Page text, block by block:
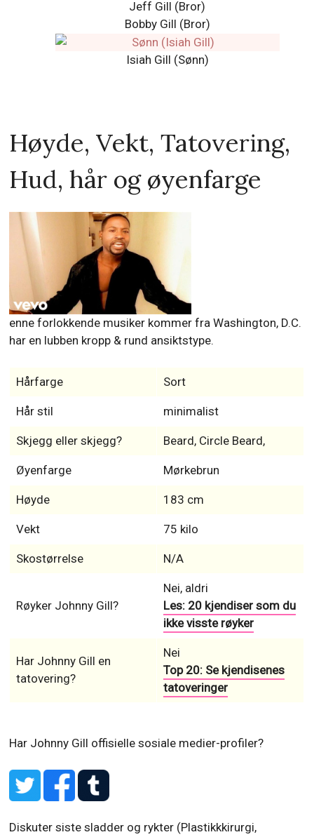
Jeff Gill (Bror)
Bobby Gill (Bror)
Isiah Gill (Sønn)
Høyde, Vekt, Tatovering,
Hud, hår og øyenfarge
enne forlokkende musiker kommer fra Washington, D.C.
har en lubben kropp & rund ansiktstype.
Hårfarge Sort
Hår stil minimalist
Skjegg eller skjegg? Beard, Circle Beard,
Øyenfarge Mørkebrun
Høyde 183 cm
Vekt 75 kilo
Skostørrelse N/A
Røyker Johnny Gill?
Nei, aldri
Les: 20 kjendiser som du
ikke visste røyker
Har Johnny Gill en
tatovering?
Nei
Top 20: Se kjendisenes
tatoveringer
Har Johnny Gill offisielle sosiale medier-profiler?
Diskuter siste sladder og rykter (Plastikkkirurgi,